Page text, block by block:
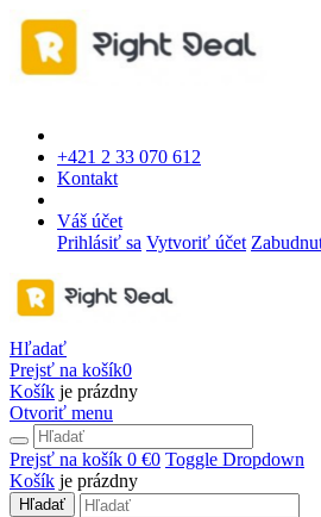
+421 2 33 070 612
Kontakt
Váš účet
Prihlásiť sa Vytvoriť účet
Hľadať
Prejsť na košík0
Košík je prázdny
Otvoriť menu
Prejsť na košík 0 €0 Toggle Dropdown
Košík je prázdny
Hľadať